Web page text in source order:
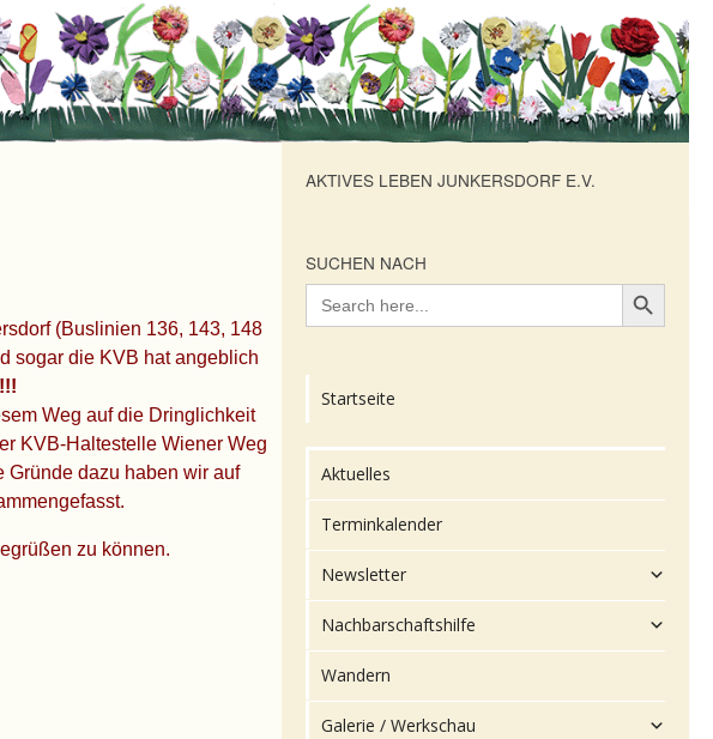
(Buslinien 136, 143, 148
sogar die KVB hat angeblich
Weg auf die Dringlichkeit
KVB-Haltestelle Wiener Weg
Gründe dazu haben wir auf
zu können.
AKTIVES LEBEN JUNKERSDORF E.V.
SUCHEN NACH
Search
for:
Search Button
Startseite
Aktuelles
Terminkalender
Newsletter
Nachbarschaftshilfe
Wandern
Galerie / Werkschau